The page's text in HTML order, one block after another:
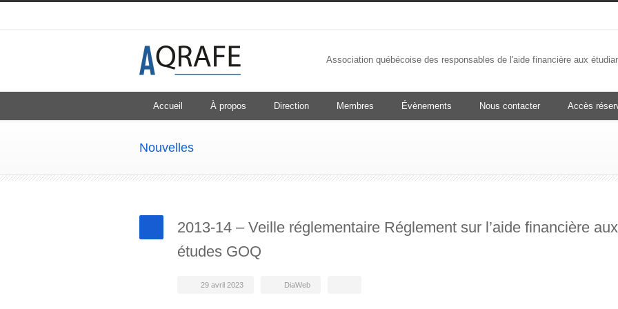
Association québécoise des responsables de l'aide financière aux
Accueil À propos Direction Membres Évènements Nous contacter Accès
Nouvelles
2013-14 – Veille réglementaire Réglement sur l’aide financière aux
études GOQ
29 avril 2023 DiaWeb